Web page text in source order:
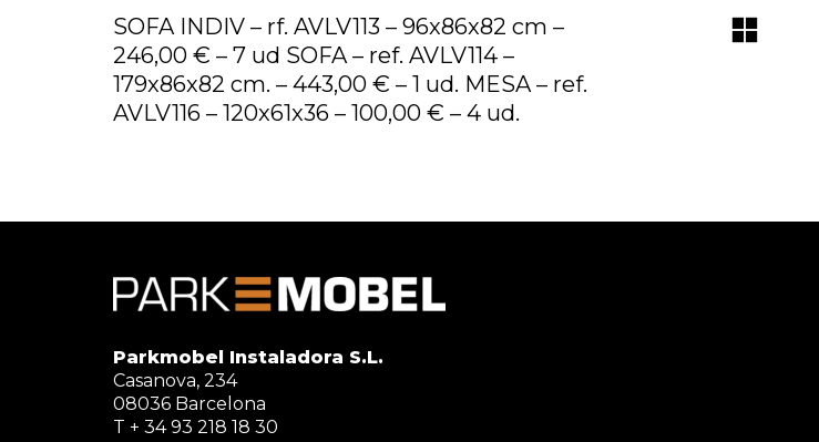
SOFA INDIV – rf. AVLV113 – 96x86x82 cm –
246,00 € – 7 ud SOFA – ref. AVLV114 –
179x86x82 cm. – 443,00 € – 1 ud. MESA – ref.
AVLV116 – 120x61x36 – 100,00 € – 4 ud.
Parkmobel Instaladora S.L.
Casanova, 234
08036 Barcelona
T + 34 93 218 18 30